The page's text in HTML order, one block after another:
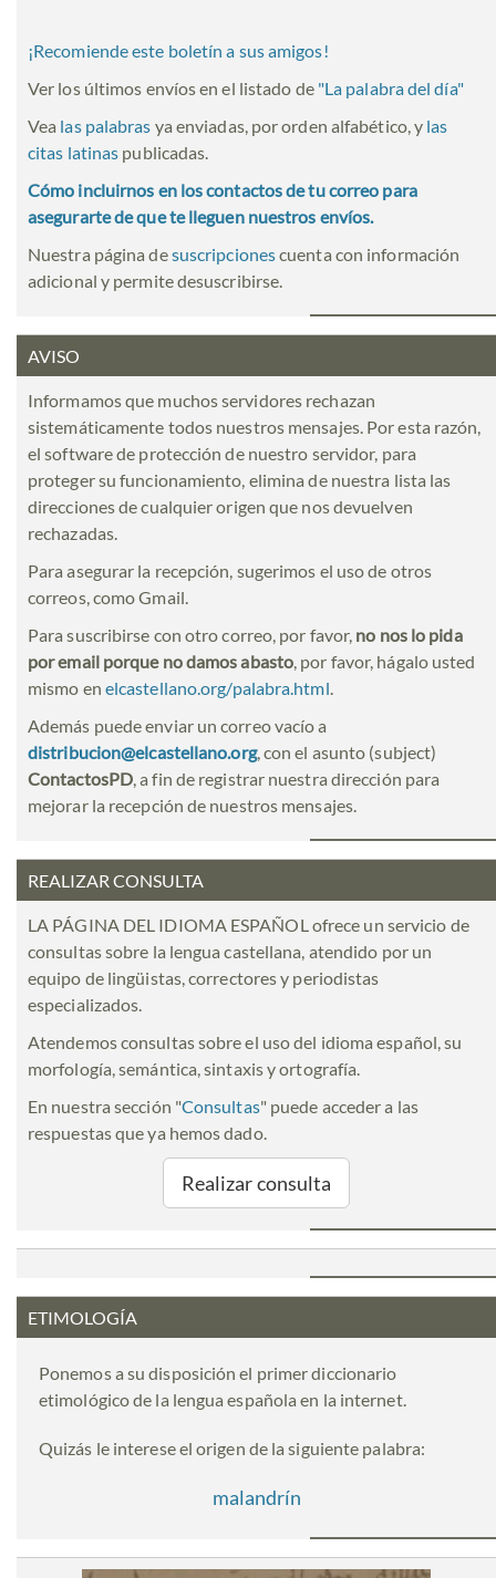
¡Recomiende este boletín a sus amigos!
Ver los últimos envíos en el listado de "La palabra del día"
Vea las palabras ya enviadas, por orden alfabético, y las
citas latinas publicadas.
Cómo incluirnos en los contactos de tu correo para
asegurarte de que te lleguen nuestros envíos.
Nuestra página desuscripcionescuenta con información
adicional y permite desuscribirse.
AVISO
Informamos que muchos servidores rechazan
sistemáticamente todos nuestros mensajes. Por esta razón,
el software de protección de nuestro servidor, para
proteger su funcionamiento, elimina de nuestra lista las
direcciones de cualquier origen que nos devuelven
rechazadas.
Para asegurar la recepción, sugerimos el uso de otros
correos, como Gmail.
Para suscribirse con otro correo, por favor, no nos lo pida
por email porque no damos abasto, por favor, hágalo usted
mismo en elcastellano.org/palabra.html.
Además puede enviar un correo vacío a
distribucion@elcastellano.org, con el asunto (subject)
ContactosPD, a fin de registrar nuestra dirección para
mejorar la recepción de nuestros mensajes.
REALIZAR CONSULTA
LA PÁGINA DEL IDIOMA ESPAÑOL ofrece un servicio de
consultas sobre la lengua castellana, atendido por un
equipo de lingüistas, correctores y periodistas
especializados.
Atendemos consultas sobre el uso del idioma español, su
morfología, semántica, sintaxis y ortografía.
En nuestra sección "Consultas" puede acceder a las
respuestas que ya hemos dado.
Realizar consulta
ETIMOLOGÍA
Ponemos a su disposición el primer diccionario
etimológico de la lengua española en la internet.
Quizás le interese el origen de la siguiente palabra:
malandrín